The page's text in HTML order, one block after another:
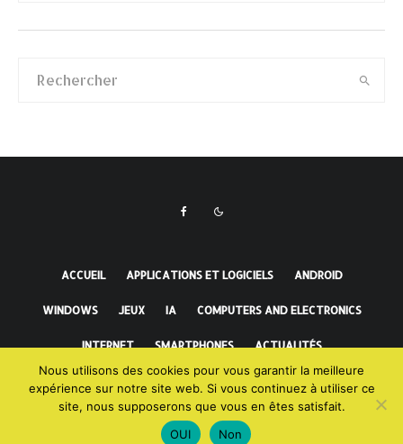
ACCUEIL APPLICATIONS ET LOGICIELS ANDROID
WINDOWS JEUX IA COMPUTERS AND ELECTRONICS
INTERNET SMARTPHONES ACTUALITÉS
FAITS INCROYABLES
Nous utilisons des cookies pour vous garantir la meilleure
expérience sur notre site web. Si vous continuez à utiliser ce
site, nous supposerons que vous en êtes satisfait.
OUI
Non